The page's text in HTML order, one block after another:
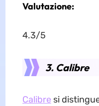
Valutazione:
4.3/5
3. Calibre
Calibre si